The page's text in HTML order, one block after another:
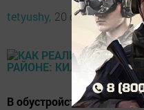
tetyushy, 20 сентября
В обустройстве